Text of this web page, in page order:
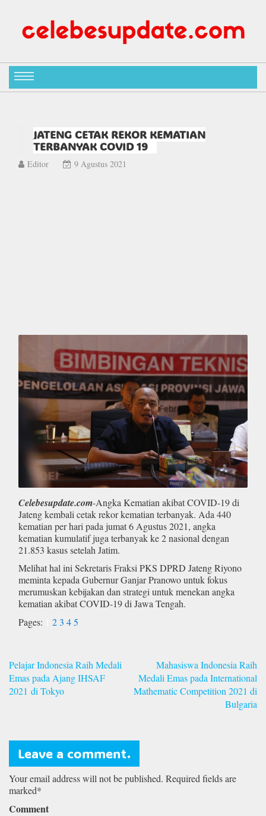
JATENG CETAK REKOR KEMATIAN
TERBANYAK COVID 19
Editor 9 Agustus 2021
Celebesupdate.com-Angka Kematian akibat COVID-19 di
Jateng kembali cetak rekor kematian terbanyak. Ada 440
kematian per hari pada jumat 6 Agustus 2021, angka
kematian kumulatif juga terbanyak ke 2 nasional dengan
21.853 kasus setelah Jatim.
Melihat hal ini Sekretaris Fraksi PKS DPRD Jateng Riyono
meminta kepada Gubernur Ganjar Pranowo untuk fokus
merumuskan kebijakan dan strategi untuk menekan angka
kematian akibat COVID-19 di Jawa Tengah.
Pages:
23 45
Navigasi
pos
Pelajar Indonesia Raih Medali
Emas pada Ajang IHSAF
2021 di Tokyo
Mahasiswa Indonesia Raih
Medali Emas pada International
Mathematic Competition 2021 di
Bulgaria
Leave a comment.
Your email address will not be published. Required fields are
marked*
Comment